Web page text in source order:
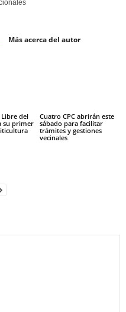
Más acerca del autor
Libre del
su primer
Cuatro CPC abrirán este
sábado para facilitar
trámites y gestiones
vecinales